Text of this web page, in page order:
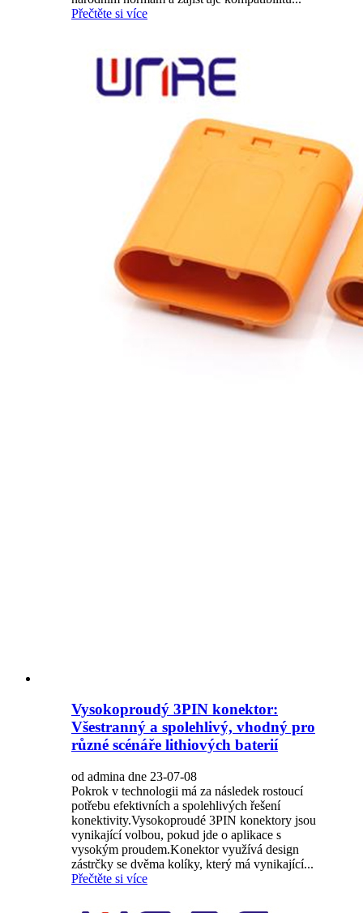
Přečtěte si více
Vysokoproudý 3PIN konektor:
Všestranný a spolehlivý, vhodný pro
různé scénáře lithiových baterií
od admina dne 23-07-08
Pokrok v technologii má za následek rostoucí
potřebu efektivních a spolehlivých řešení
konektivity.Vysokoproudé 3PIN konektory jsou
vynikající volbou, pokud jde o aplikace s
vysokým proudem.Konektor využívá design
zástrčky se dvěma kolíky, který má vynikající...
Přečtěte si více